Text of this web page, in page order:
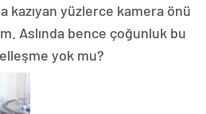
kazıyan yüzlerce kamera önü
Aslında bence çoğunluk bu
yok mu?